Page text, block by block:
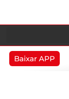
Baixar APP